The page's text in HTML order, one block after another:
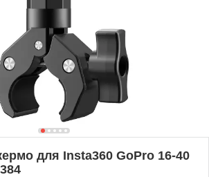
для Insta360 GoPro 16-40